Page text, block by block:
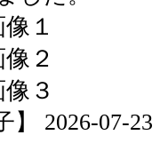
】 2026-07-